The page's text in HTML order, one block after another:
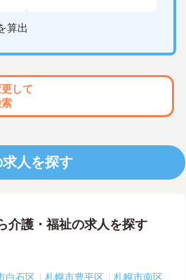
算出
して
人を探す
介護・福祉の求人を探す
白石区 札幌市豊平区
札幌市南区